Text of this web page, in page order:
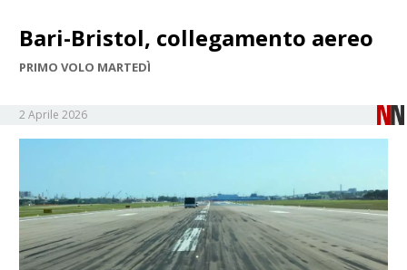
Bari-Bristol, collegamento aereo
PRIMO VOLO MARTEDÌ
2 Aprile 2026